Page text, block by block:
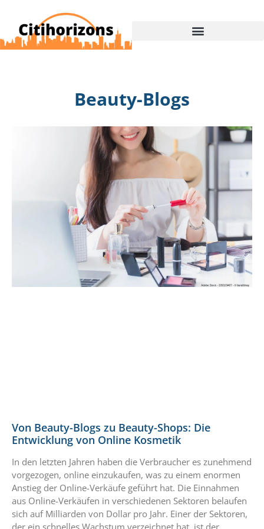
Beauty-Blogs
Von Beauty-Blogs zu Beauty-Shops: Die
Entwicklung von Online Kosmetik
In den letzten Jahren haben die Verbraucher es zunehmend
vorgezogen, online einzukaufen, was zu einem enormen
Anstieg der Online-Verkäufe geführt hat. Die Einnahmen
aus Online-Verkäufen in verschiedenen Sektoren belaufen
sich auf Milliarden von Dollar pro Jahr. Einer der Sektoren,